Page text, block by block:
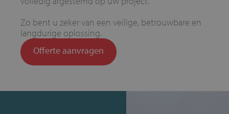
Zo bent u zeker van een veilige, betrouwbare en
langdurige oplossing.
Offerte aanvragen